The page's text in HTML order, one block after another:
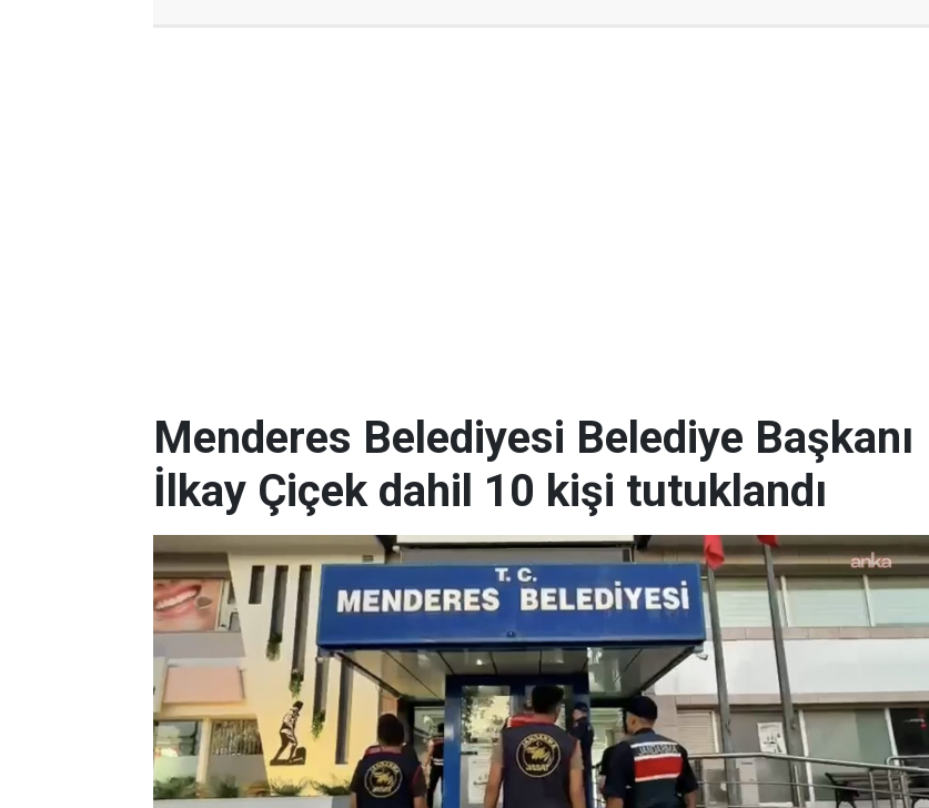
Menderes Belediyesi Belediye Başkanı
İlkay Çiçek dahil 10 kişi tutuklandı